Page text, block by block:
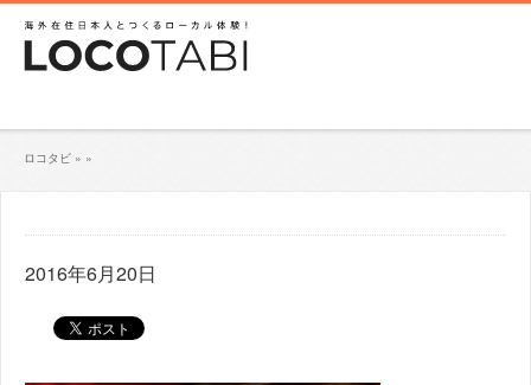
ロコタビ » »
2016年6月20日